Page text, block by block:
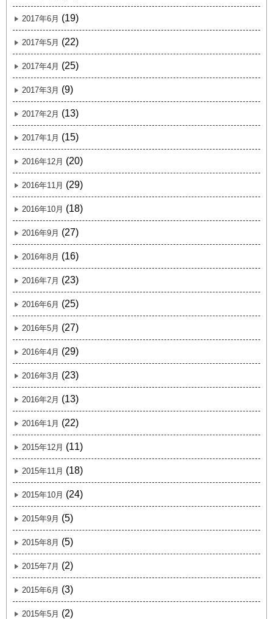
2017年6月 (19)
2017年5月 (22)
2017年4月 (25)
2017年3月 (9)
2017年2月 (13)
2017年1月 (15)
2016年12月 (20)
2016年11月 (29)
2016年10月 (18)
2016年9月 (27)
2016年8月 (16)
2016年7月 (23)
2016年6月 (25)
2016年5月 (27)
2016年4月 (29)
2016年3月 (23)
2016年2月 (13)
2016年1月 (22)
2015年12月 (11)
2015年11月 (18)
2015年10月 (24)
2015年9月 (5)
2015年8月 (5)
2015年7月 (2)
2015年6月 (3)
2015年5月 (2)